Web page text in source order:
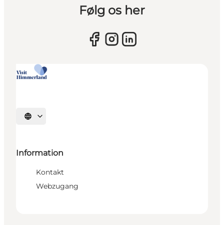
Følg os her
Sprache auswählen
Information
Kontakt
Webzugang